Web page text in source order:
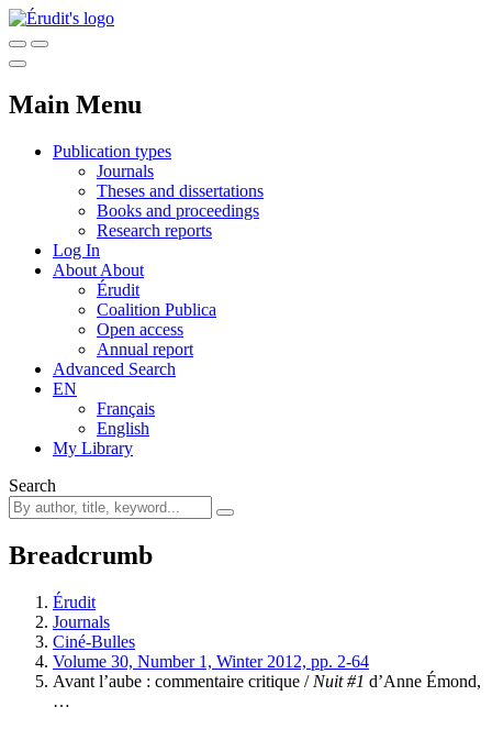
Main Menu
Publication types
Journals
Theses and dissertations
Books and proceedings
Research reports
Log In
About About
Érudit
Coalition Publica
Open access
Annual report
Advanced Search
EN
Français
English
My Library
Search
Breadcrumb
Érudit
Journals
Ciné-Bulles
Volume 30, Number 1, Winter 2012, pp. 2-64
Avant l’aube : commentaire critique / Nuit #1 d’Anne Émond,
…